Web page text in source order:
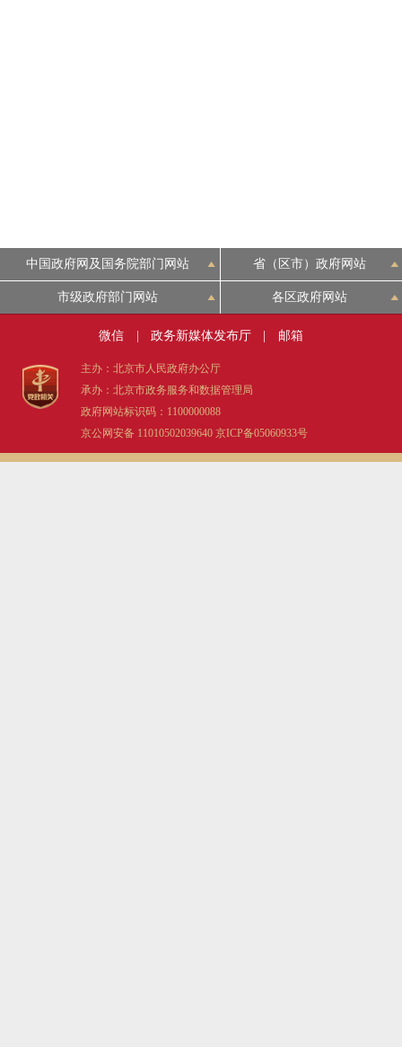
中国政府网及国务院部门网站 省（区市）政府网站
市级政府部门网站 各区政府网站
微信 政务新媒体发布厅 邮箱
主办：北京市人民政府办公厅
承办：北京市政务服务和数据管理局
政府网站标识码：1100000088
京公网安备 11010502039640 京ICP备05060933号